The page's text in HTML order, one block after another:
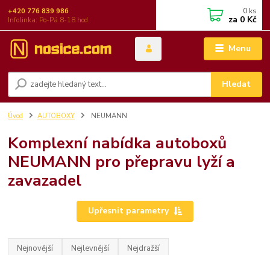
Menu
Hledat
+420 776 839 986
Infolinka: Po-Pá 8-18 hod.
0 ks
za 0 Kč
Úvod AUTOBOXY NEUMANN
Komplexní nabídka autoboxů
NEUMANN pro přepravu lyží a
zavazadel
Upřesnit parametry
Nejnovější Nejlevnější Nejdražší